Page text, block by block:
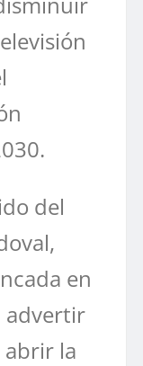
del
en
advertir
la